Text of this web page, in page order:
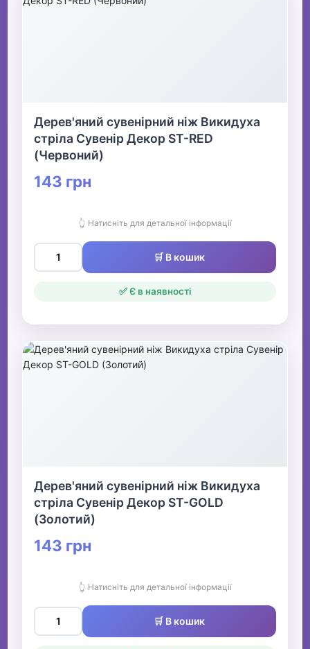
Дерев'яний сувенірний ніж Викидуха
стріла Сувенір Декор ST-RED
(Червоний)
143 грн
👆 Натисніть для детальної інформації
🛒 В кошик
✅ Є в наявності
Дерев'яний сувенірний ніж Викидуха
стріла Сувенір Декор ST-GOLD
(Золотий)
143 грн
👆 Натисніть для детальної інформації
🛒 В кошик